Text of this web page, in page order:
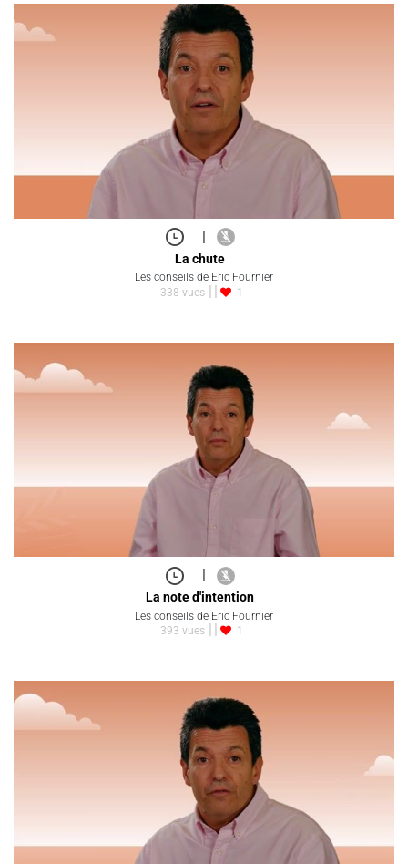
|
La chute
Les conseils de Eric Fournier
338 vues
1
|
La note d'intention
Les conseils de Eric Fournier
393 vues
1